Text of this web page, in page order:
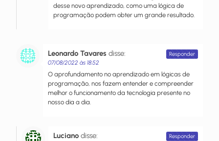
desse novo aprendizado, como uma lógica de
programação podem obter um grande resultado.
Leonardo Tavares disse:
07/08/2022 às 18:52
O aprofundamento no aprendizado em lógicas de
programação, nos fazem entender e compreender
melhor o funcionamento da tecnologia presente no
nosso dia a dia.
Responder
Luciano disse: Responder